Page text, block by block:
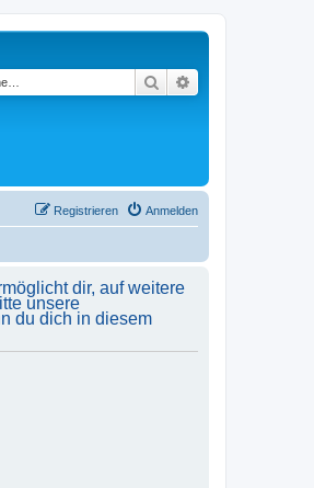
Suche
Anmelden
Registrieren
dir, auf weitere
unsere
du dich in diesem